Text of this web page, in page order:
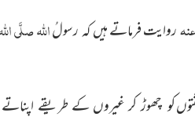
روایتفرماتے ہیں کہ رسولُاللہصلَّی
کو چھوڑ کر غیروں کے طریقے اپناتے